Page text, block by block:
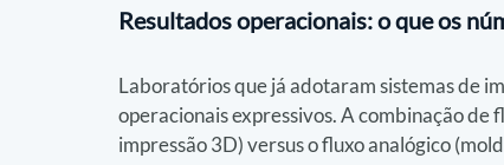
Resultados operacionais: o que os
Laboratórios que já adotaram sistemas de
operacionais expressivos. A combinação
impressão 3D) versus o fluxo analógico